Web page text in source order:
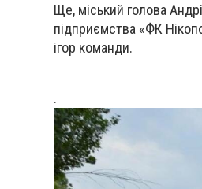
Ще, міський голова
підприємства «ФК
ігор команди.
.